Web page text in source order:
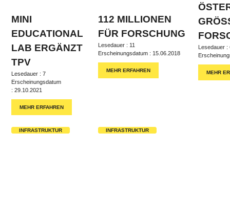
MINI
EDUCATIONAL
LAB ERGÄNZT
TPV
Lesedauer : 7
Erscheinungsdatum
: 29.10.2021
MEHR ERFAHREN
112 MILLIONEN
FÜR FORSCHUNG
Lesedauer : 11
Erscheinungsdatum : 15.06.2018
MEHR ERFAHREN
Lesedauer :
MEHR
INFRASTRUKTUR INFRASTRUKTUR